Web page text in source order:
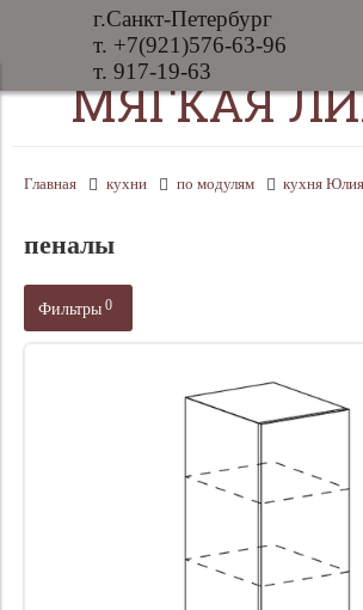
г.Санкт-Петербург
т. +7(921)576-63-96
т. 917-19-63
МЯГКАЯ
Главная кухни по модулям кухня Юлия
пеналы
Фильтры 0